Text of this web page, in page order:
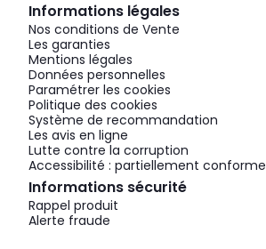
Informations légales
Nos conditions de Vente
Les garanties
Mentions légales
Données personnelles
Paramétrer les cookies
Politique des cookies
Système de recommandation
Les avis en ligne
Lutte contre la corruption
Accessibilité : partiellement conforme
Informations sécurité
Rappel produit
Alerte fraude